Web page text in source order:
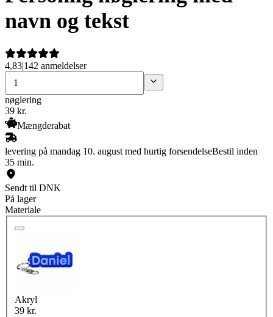
navn og tekst
4,83|142 anmeldelser
nøglering
39 kr.
Mængderabat
levering på mandag 10. august med hurtig forsendelseBestil inden
35 min.
Sendt til DNK
På lager
Materiale
Akryl
39 kr.